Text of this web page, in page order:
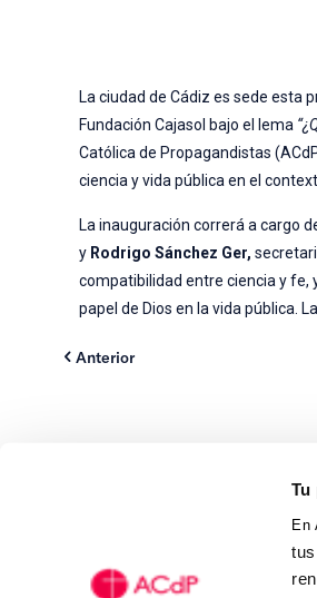
Tu
En
La ciudad de Cádiz es sede esta
Fundación Cajasol bajo el lema
Católica de Propagandistas
ciencia y vida pública en el
La inauguración correrá a cargo
y Rodrigo Sánchez Ger,
compatibilidad entre ciencia y fe,
papel de Dios en la vida pública.
Anterior